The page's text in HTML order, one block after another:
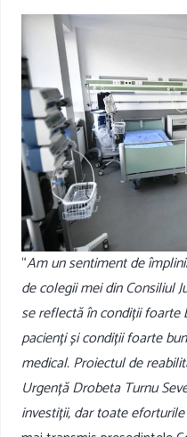
“Am un sentiment de
de colegii mei din Consiliul
se reflectă în condiții
pacienți și condiții foarte
medical. Proiectul de
Urgență Drobeta Turnu
investiții, dar toate